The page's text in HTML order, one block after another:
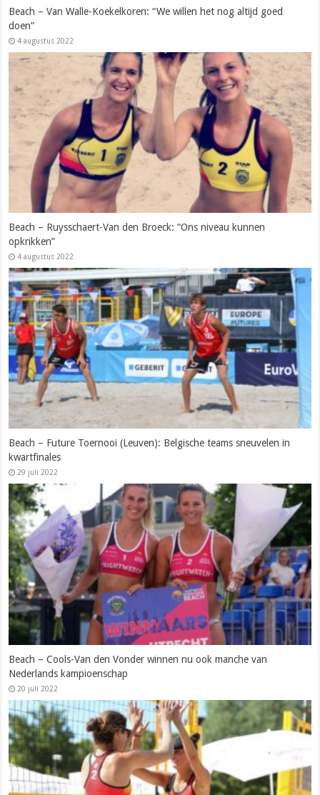
Beach – Van Walle-Koekelkoren: “We willen het nog altijd goed
doen”
4 augustus 2022
Beach – Ruysschaert-Van den Broeck: “Ons niveau kunnen
opkrikken”
4 augustus 2022
Beach – Future Toernooi (Leuven): Belgische teams sneuvelen in
kwartfinales
29 juli 2022
Beach – Cools-Van den Vonder winnen nu ook manche van
Nederlands kampioenschap
20 juli 2022